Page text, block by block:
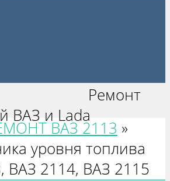
Ремонт
ВАЗ и Lada
2115
ВАЗ 2101
ВАЗ 2113 »
уровня топлива
ВАЗ 2114, ВАЗ 2115